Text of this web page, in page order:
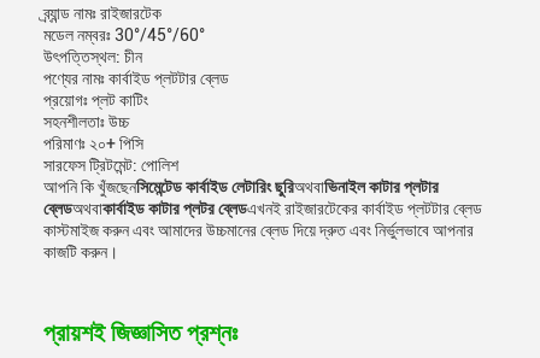
ব্র্যান্ড নামঃ রাইজারটেক
মডেল নম্বরঃ 30°/45°/60°
উৎপত্তিস্থল: চীন
পণ্যের নামঃ কার্বাইড প্লটটার ব্লেড
প্রয়োগঃ প্লট কাটিং
সহনশীলতাঃ উচ্চ
পরিমাণঃ ২০+ পিসি
সারফেস ট্রিটমেন্ট: পোলিশ
আপনি কি খুঁজছেনসিমেন্টেড কার্বাইড লেটারিং ছুরিঅথবাভিনাইল কাটার প্লটার
ব্লেডঅথবাকার্বাইড কাটার প্লটর ব্লেডএখনই রাইজারটেকের কার্বাইড প্লটটার ব্লেড
কাস্টমাইজ করুন এবং আমাদের উচ্চমানের ব্লেড দিয়ে দ্রুত এবং নির্ভুলভাবে আপনার
কাজটি করুন।
প্রায়শই জিজ্ঞাসিত প্রশ্নঃ